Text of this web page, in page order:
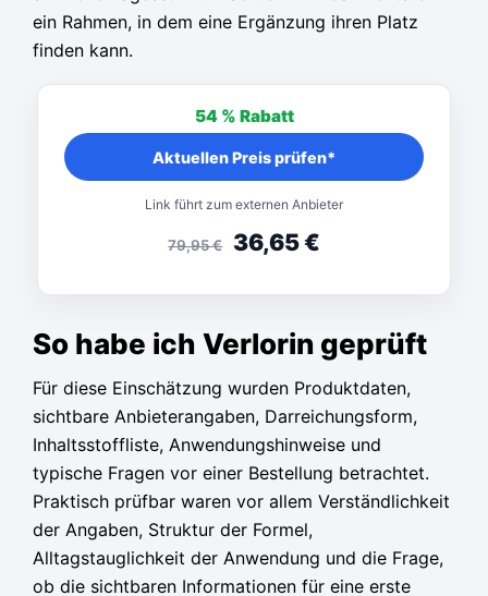
ein Rahmen, in dem eine Ergänzung ihren Platz
finden kann.
54 % Rabatt
79,95€ 36,65€
Aktuellen Preis prüfen*
Link führt zum externen Anbieter
So habe ich Verlorin geprüft
Für diese Einschätzung wurden Produktdaten,
sichtbare Anbieterangaben, Darreichungsform,
Inhaltsstoffliste, Anwendungshinweise und
typische Fragen vor einer Bestellung betrachtet.
Praktisch prüfbar waren vor allem Verständlichkeit
der Angaben, Struktur der Formel,
Alltagstauglichkeit der Anwendung und die Frage,
ob die sichtbaren Informationen für eine erste